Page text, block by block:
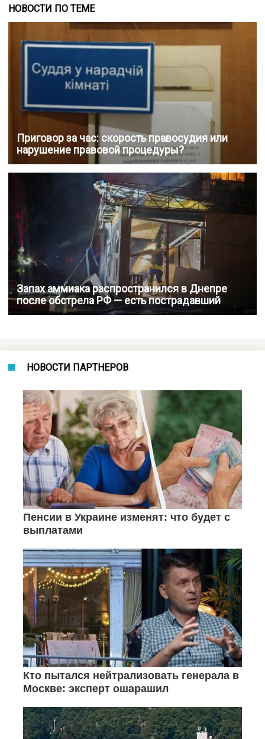
НОВОСТИ ПО ТЕМЕ
Приговор за час: скорость правосудия или
нарушение правовой процедуры?
Запах аммиака распространился в Днепре
после обстрела РФ — есть пострадавший
НОВОСТИ ПАРТНЕРОВ